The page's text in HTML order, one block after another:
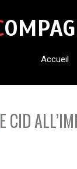
Accueil
LE CID